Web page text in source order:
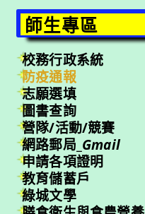
師生專區
校務行政系統
防疫通報
志願選填
圖書查詢
營隊/活動/競賽
網路郵局_ Gmail
申請各項證明
教育儲蓄戶
綠城文學